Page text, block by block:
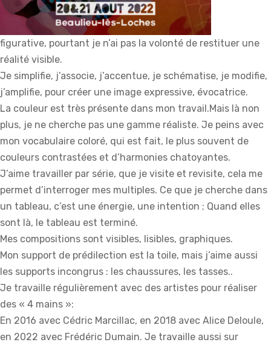
figurative, pourtant je n’ai pas la volonté de restituer une
réalité visible.
Je simplifie, j’associe, j’accentue, je schématise, je modifie,
j’amplifie, pour créer une image expressive, évocatrice.
La couleur est très présente dans mon travail.Mais là non
plus, je ne cherche pas une gamme réaliste. Je peins avec
mon vocabulaire coloré, qui est fait, le plus souvent de
couleurs contrastées et d’harmonies chatoyantes.
J’aime travailler par série, que je visite et revisite, cela me
permet d’interroger mes multiples. Ce que je cherche dans
un tableau, c’est une énergie, une intention ; Quand elles
sont là, le tableau est terminé.
Mes compositions sont visibles, lisibles, graphiques.
Mon support de prédilection est la toile, mais j’aime aussi
les supports incongrus : les chaussures, les tasses..
Je travaille régulièrement avec des artistes pour réaliser
des « 4 mains »:
En 2016 avec Cédric Marcillac, en 2018 avec Alice Deloule,
en 2022 avec Frédéric Dumain. Je travaille aussi sur